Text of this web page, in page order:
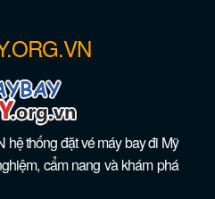
đầu với trẻ em ở
hệ thống đặt vé máy bay đi Mỹ
cẩm nang và khám phá